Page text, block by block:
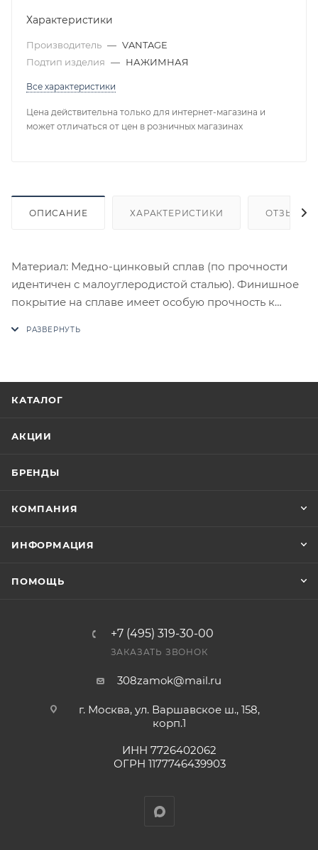
Характеристики
Производитель — VANTAGE
Подтип изделия — НАЖИМНАЯ
Все характеристики
Цена действительна только для интернет-магазина и
может отличаться от цен в розничных магазинах
ОПИСАНИЕ ХАРАКТЕРИСТИКИ ОТЗЫВЫ
Материал: Медно-цинковый сплав (по прочности
идентичен с малоуглеродистой сталью). Финишное
покрытие на сплаве имеет особую прочность к
утверждение заказчика.
Цены на сайте не являются оптовыми и
приходит письмо только для подтверждения, что
счете после проверки товара на наличие на складе.
КАТАЛОГ
АКЦИИ
БРЕНДЫ
КОМПАНИЯ
ИНФОРМАЦИЯ
ПОМОЩЬ
+7 (495) 319-30-00
ЗАКАЗАТЬ ЗВОНОК
308zamok@mail.ru
г. Москва, ул. Варшавское ш., 158,
корп.1
ИНН 7726402062
ОГРН 1177746439903